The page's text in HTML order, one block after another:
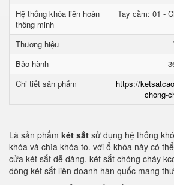
Hệ thống khóa liên hoàn
thông minh
Tay cầm: 01 -
Thương hiệu
Bảo hành
Chi tiết sản phẩm
https://
chong-
Là sản phẩm két sắt sử dụng hệ thống
khóa và chìa khóa to. với ổ khóa này có
cửa két sắt dễ dàng. két sắt chóng cháy
dòng két sắt liên doanh hàn quốc mang